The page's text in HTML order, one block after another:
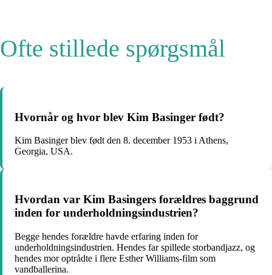
Ofte stillede spørgsmål
Hvornår og hvor blev Kim Basinger født?
Kim Basinger blev født den 8. december 1953 i Athens,
Georgia, USA.
Hvordan var Kim Basingers forældres baggrund
inden for underholdningsindustrien?
Begge hendes forældre havde erfaring inden for
underholdningsindustrien. Hendes far spillede storbandjazz, og
hendes mor optrådte i flere Esther Williams-film som
vandballerina.